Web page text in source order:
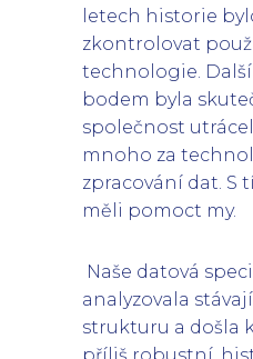
letech historie
zkontrolovat
technologie.
bodem byla
společnost
mnoho za
zpracování dat. S
měli pomoct my.
Naše datová
analyzovala
strukturu a došla